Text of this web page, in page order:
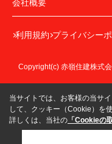
会社概要
利用規約 プライバシー
Copyright(c) 赤嶺住建株式
当サイトでは、お客様の当サ
して、クッキー（Cookie）を
詳しくは、当社の 「Cookieの